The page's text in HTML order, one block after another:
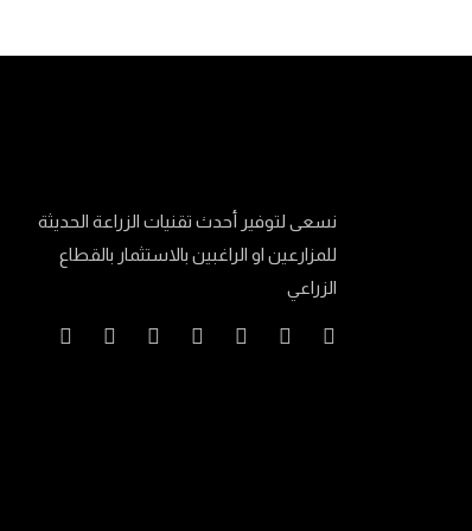
نسعى لتوفير أحدث تقنيات الزراعة الحديثة
للمزارعين او الراغبين بالاستثمار بالقطاع
الزراعي